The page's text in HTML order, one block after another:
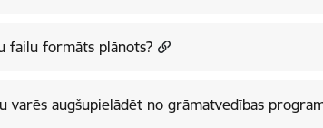
failu formāts plānots?
varēs augšupielādēt no grāmatvedības